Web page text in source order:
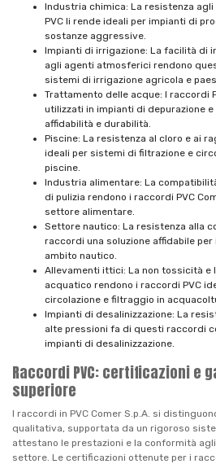
Industria chimica: La resistenza
PVC li rende ideali per impianti di
sostanze aggressive.
Impianti di irrigazione: La facilità di
agli agenti atmosferici rendono
sistemi di irrigazione agricola e
Trattamento delle acque: I raccordi
utilizzati in impianti di depurazione
affidabilità e durabilità.
Piscine: La resistenza al cloro e ai
ideali per sistemi di filtrazione e
piscine.
Industria alimentare: La
di pulizia rendono i raccordi PVC
settore alimentare.
Settore nautico: La resistenza alla
raccordi una soluzione affidabile
ambito nautico.
Allevamenti ittici: La non tossicità e
acquatico rendono i raccordi PVC
circolazione e filtraggio in
Impianti di desalinizzazione: La
alte pressioni fa di questi raccordi
impianti di desalinizzazione.
Raccordi PVC: certificazioni e
superiore
I raccordi in PVC Comer S.p.A. si
qualitativa, supportata da un rigoroso
attestano le prestazioni e la conformità
settore. Le certificazioni ottenute per i